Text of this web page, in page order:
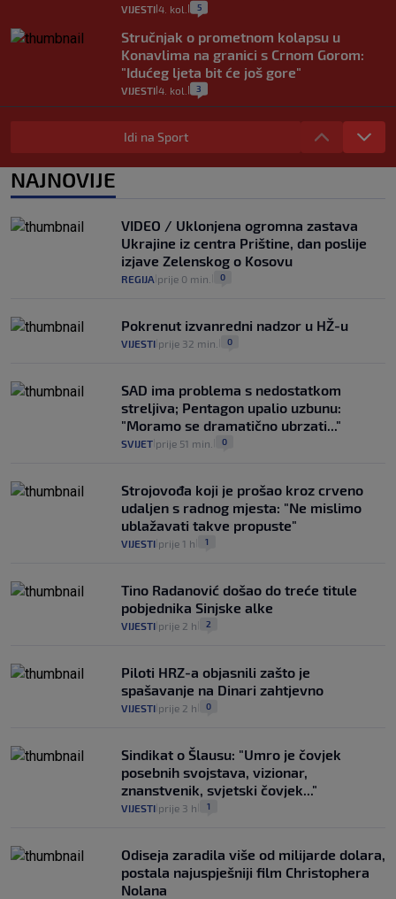
VIJESTI 4. kol. 5
Stručnjak o prometnom kolapsu u
Konavlima na granici s Crnom Gorom:
"Idućeg ljeta bit će još gore"
VIJESTI 4. kol. 3
Iz Hrvatske u Italiju može se i preko
mora. Provjerili smo brodske linije i
2
rajčica košta deset eura: "Nećete ih
vidjeti na akcijama u trgovinama"
VIJESTI 8
Idi na Sport
NAJNOVIJE
VIDEO / Uklonjena ogromna zastava
Ukrajine iz centra Prištine, dan poslije
izjave Zelenskog o Kosovu
REGIJA prije 0 min. 0
Pokrenut izvanredni nadzor u HŽ-u
VIJESTI prije 32 min. 0
SAD ima problema s nedostatkom
streljiva; Pentagon upalio uzbunu:
"Moramo se dramatično ubrzati..."
SVIJET prije 51 min. 0
Strojovođa koji je prošao kroz crveno
udaljen s radnog mjesta: "Ne mislimo
ublažavati takve propuste"
VIJESTI prije 1 h 1
Tino Radanović došao do treće titule
pobjednika Sinjske alke
VIJESTI prije 2 h 2
Piloti HRZ-a objasnili zašto je
spašavanje na Dinari zahtjevno
VIJESTI prije 2 h 0
Sindikat o Šlausu: "Umro je čovjek
posebnih svojstava, vizionar,
znanstvenik, svjetski čovjek..."
VIJESTI prije 3 h 1
Odiseja zaradila više od milijarde dolara,
postala najuspješniji film Christophera
Nolana